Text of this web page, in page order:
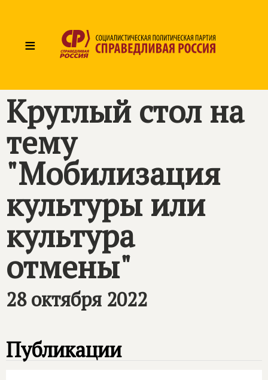
≡
Круглый стол на
тему
"Мобилизация
культуры или
культура
отмены"
28 октября 2022
Публикации